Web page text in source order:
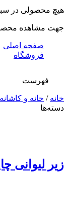
هیچ محصولی در
جهت مشاهده
صفحه اصلی
فروشگاه
فهرست
خانه / خانه و کاشانه
دسته‌ها
زیر لیوانی